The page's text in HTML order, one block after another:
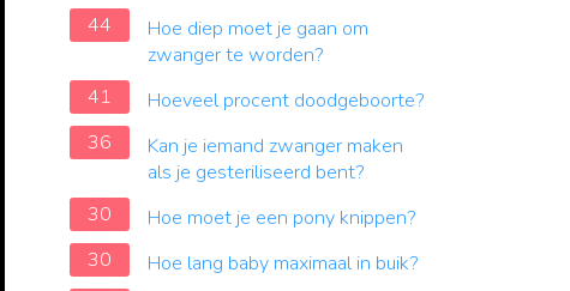
44
Hoe diep moet je gaan om
zwanger te worden?
41
Hoeveel procent doodgeboorte?
36
Kan je iemand zwanger maken
als je gesteriliseerd bent?
30
Hoe moet je een pony knippen?
30
Hoe lang baby maximaal in buik?